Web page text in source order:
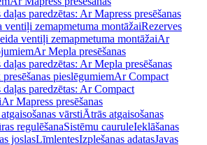
daļas paredzētas: Ar Mapress presēšanas
ventiļi zemapmetuma montāžaiRezerves
ventiļi zemapmetuma montāžaiAr
Ar Mepla presēšanas
daļas paredzētas: Ar Mepla presēšanas
pieslēgumiemAr Compact
daļas paredzētas: Ar Compact
Ar Mapress presēšanas
vārstiĀtrās atgaisošanas
regulēšanaSistēmu cauruleIeklāšanas
joslasLīmlentesIzplešanas adatasJavas